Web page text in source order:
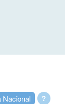
?
Nacional